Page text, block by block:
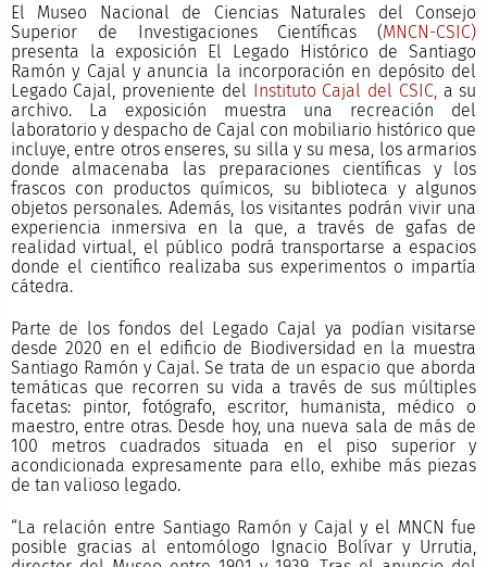
El Museo Nacional de Ciencias Naturales del Consejo
Superior de Investigaciones Científicas (MNCN-CSIC)
presenta la exposición El Legado Histórico de Santiago
Ramón y Cajal y anuncia la incorporación en depósito del
Legado Cajal, proveniente del Instituto Cajal del CSIC, a su
archivo. La exposición muestra una recreación del
laboratorio y despacho de Cajal con mobiliario histórico que
incluye, entre otros enseres, su silla y su mesa, los armarios
donde almacenaba las preparaciones científicas y los
frascos con productos químicos, su biblioteca y algunos
objetos personales. Además, los visitantes podrán vivir una
experiencia inmersiva en la que, a través de gafas de
realidad virtual, el público podrá transportarse a espacios
donde el científico realizaba sus experimentos o impartía
cátedra.
Parte de los fondos del Legado Cajal ya podían visitarse
desde 2020 en el edificio de Biodiversidad en la muestra
Santiago Ramón y Cajal. Se trata de un espacio que aborda
temáticas que recorren su vida a través de sus múltiples
facetas: pintor, fotógrafo, escritor, humanista, médico o
maestro, entre otras. Desde hoy, una nueva sala de más de
100 metros cuadrados situada en el piso superior y
acondicionada expresamente para ello, exhibe más piezas
de tan valioso legado.
“La relación entre Santiago Ramón y Cajal y el MNCN fue
posible gracias al entomólogo Ignacio Bolívar y Urrutia,